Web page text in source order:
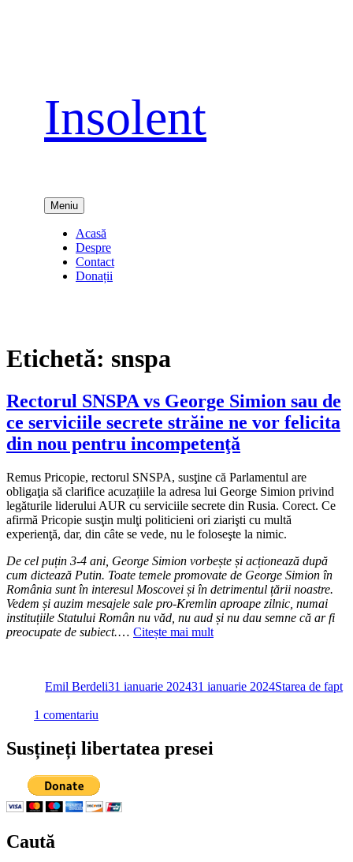
Insolent
Meniu
Acasă
Despre
Contact
Donații
Etichetă: snspa
Rectorul SNSPA vs George Simion sau de
ce serviciile secrete străine ne vor felicita
din nou pentru incompetenţă
Remus Pricopie, rectorul SNSPA, susţine că Parlamentul are
obligaţia să clarifice acuzațiile la adresa lui George Simion privind
legăturile liderului AUR cu serviciile secrete din Rusia. Corect. Ce
afirmă Pricopie susţin mulţi politicieni ori ziarişti cu multă
experienţă, dar, din câte se vede, nu le foloseşte la nimic.
De cel puțin 3-4 ani, George Simion vorbește și acționează după
cum dictează Putin. Toate temele promovate de George Simion în
România sunt în interesul Moscovei și în detrimentul țării noastre.
Vedem și auzim mesajele sale pro-Kremlin aproape zilnic, numai
instituțiile Statului Român nu văd, nu aud și nu dau semne că ar fi
preocupate de subiect.… Citește mai mult
Emil Berdeli31 ianuarie 202431 ianuarie 2024Starea de fapt
1 comentariu
SNSPA
vs
Simion
sau
de
Susțineți libertatea presei
Caută